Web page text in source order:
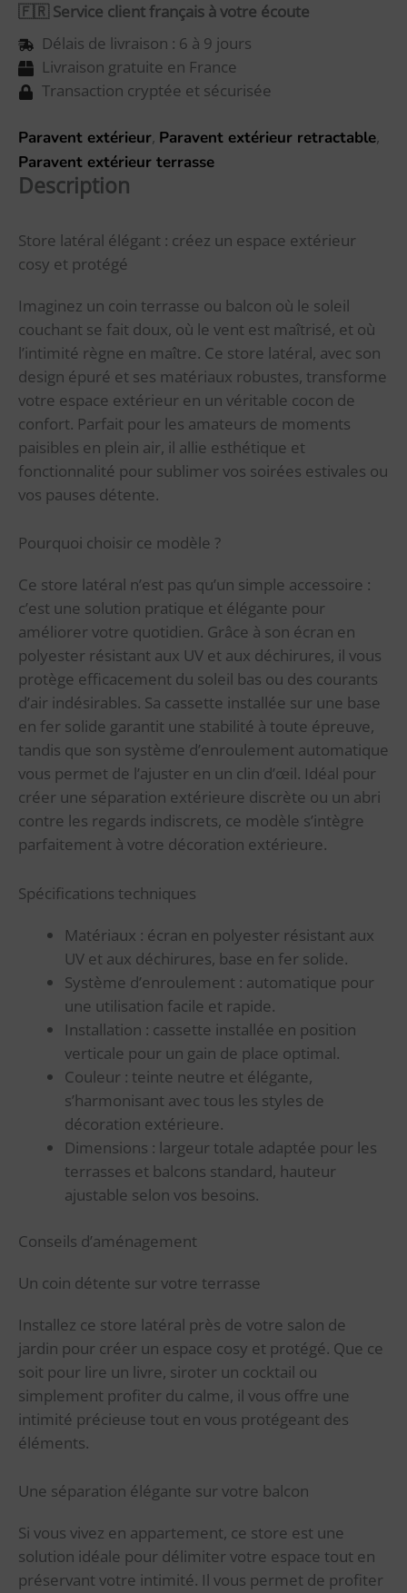
🇫🇷 Service client français à votre écoute
Délais de livraison : 6 à 9 jours
Livraison gratuite en France
Transaction cryptée et sécurisée
Paravent extérieur, Paravent extérieur retractable,
Paravent extérieur terrasse
Description
Store latéral élégant : créez un espace extérieur
cosy et protégé
Imaginez un coin terrasse ou balcon où le soleil
couchant se fait doux, où le vent est maîtrisé, et où
l’intimité règne en maître. Ce store latéral, avec son
design épuré et ses matériaux robustes, transforme
votre espace extérieur en un véritable cocon de
confort. Parfait pour les amateurs de moments
paisibles en plein air, il allie esthétique et
fonctionnalité pour sublimer vos soirées estivales ou
vos pauses détente.
Pourquoi choisir ce modèle ?
Ce store latéral n’est pas qu’un simple accessoire :
c’est une solution pratique et élégante pour
améliorer votre quotidien. Grâce à son écran en
polyester résistant aux UV et aux déchirures, il vous
protège efficacement du soleil bas ou des courants
d’air indésirables. Sa cassette installée sur une base
en fer solide garantit une stabilité à toute épreuve,
tandis que son système d’enroulement automatique
vous permet de l’ajuster en un clin d’œil. Idéal pour
créer une séparation extérieure discrète ou un abri
contre les regards indiscrets, ce modèle s’intègre
parfaitement à votre décoration extérieure.
Spécifications techniques
Matériaux : écran en polyester résistant aux
UV et aux déchirures, base en fer solide.
Système d’enroulement : automatique pour
une utilisation facile et rapide.
Installation : cassette installée en position
verticale pour un gain de place optimal.
Couleur : teinte neutre et élégante,
s’harmonisant avec tous les styles de
décoration extérieure.
Dimensions : largeur totale adaptée pour les
terrasses et balcons standard, hauteur
ajustable selon vos besoins.
Conseils d’aménagement
Un coin détente sur votre terrasse
Installez ce store latéral près de votre salon de
jardin pour créer un espace cosy et protégé. Que ce
soit pour lire un livre, siroter un cocktail ou
simplement profiter du calme, il vous offre une
intimité précieuse tout en vous protégeant des
éléments.
Une séparation élégante sur votre balcon
Si vous vivez en appartement, ce store est une
solution idéale pour délimiter votre espace tout en
préservant votre intimité. Il vous permet de profiter